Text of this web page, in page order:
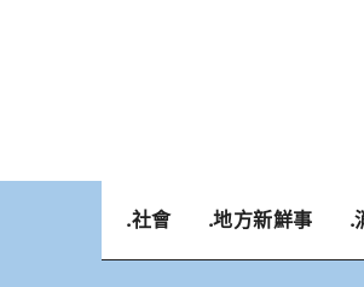
.社會 .地方新鮮事 .